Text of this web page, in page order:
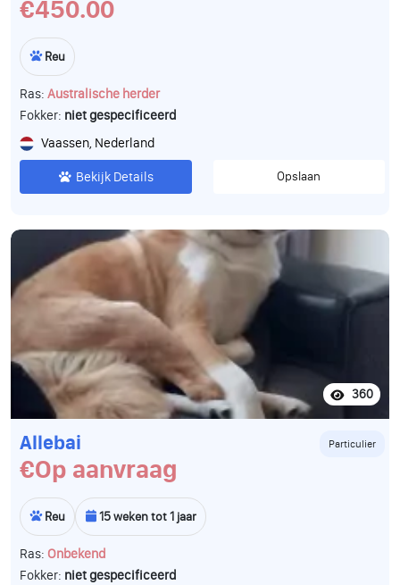
€450.00
Reu
Ras: Australische herder
Fokker: niet gespecificeerd
Vaassen, Nederland
Bekijk Details Opslaan
360
Allebai Particulier
€Op aanvraag
Reu 15 weken tot 1 jaar
Ras: Onbekend
Fokker: niet gespecificeerd